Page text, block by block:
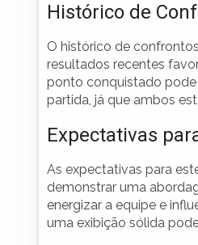
Histórico de
O histórico de
resultados recentes
ponto conquistado pode
partida, já que ambos
Expectativas
As expectativas para
demonstrar uma
energizar a equipe e
uma exibição sólida